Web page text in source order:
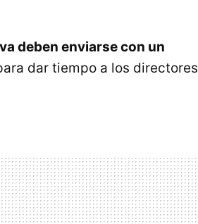
deben enviarse con un
dar tiempo a los directores